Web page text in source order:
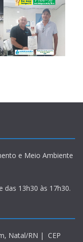
e Meio Ambiente
das 13h30 às 17h30.
Natal/RN | CEP